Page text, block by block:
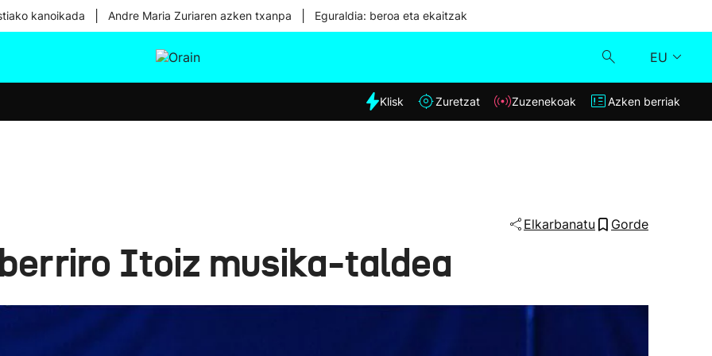
kanoikada Andre Maria Zuriaren azken txanpa Eguraldia: beroa eta ekaitzak
EU
Eguraldia
Klisk
Klisk Zuretzat Zuzenekoak Azken berriak
Elkarbanatu Gorde
Itoiz musika-taldea